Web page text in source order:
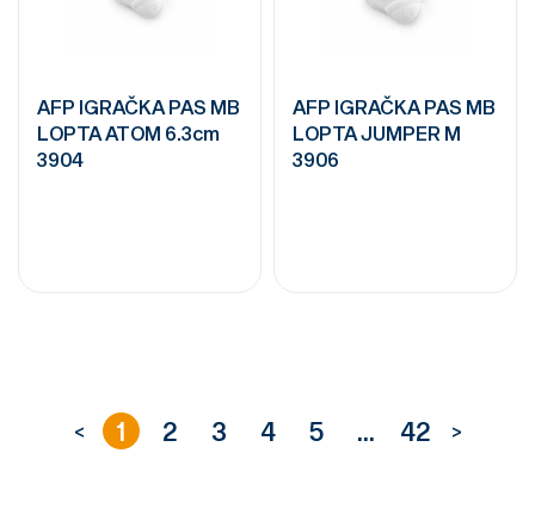
AFP IGRAČKA PAS MB
LOPTA ATOM 6.3cm
3904
AFP IGRAČKA PAS MB
LOPTA JUMPER M
3906
< 1 2 3 4 5 ... 42 >